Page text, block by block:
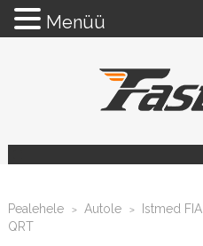
Pealehele > Autole > Istmed FIA
QRT
Menüü